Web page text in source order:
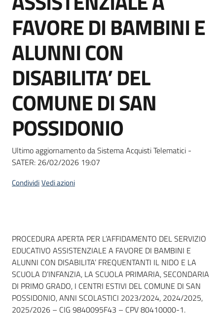
telematiche
English
site
Seguici
su
FAVORE DI BAMBINI E
ALUNNI CON
DISABILITA’ DEL
COMUNE DI SAN
POSSIDONIO
Ultimo aggiornamento da Sistema Acquisti Telematici -
SATER: 26/02/2026 19:07
CondividiVedi azioni
Dati del bando
PROCEDURA APERTA PER L’AFFIDAMENTO DEL SERVIZIO
EDUCATIVO ASSISTENZIALE A FAVORE DI BAMBINI E
ALUNNI CON DISABILITA’ FREQUENTANTI IL NIDO E LA
SCUOLA D’INFANZIA, LA SCUOLA PRIMARIA, SECONDARIA
DI PRIMO GRADO, I CENTRI ESTIVI DEL COMUNE DI SAN
POSSIDONIO, ANNI SCOLASTICI 2023/2024, 2024/2025,
2025/2026 – CIG 9840095F43 – CPV 80410000-1.